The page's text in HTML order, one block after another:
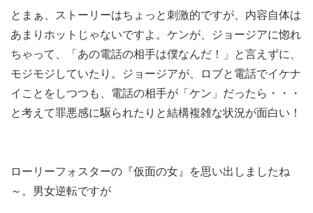
とまぁ、ストーリーはちょっと刺激的ですが、内容自体は
あまりホットじゃないですよ。ケンが、ジョージアに惚れ
ちゃって、「あの電話の相手は僕なんだ！」と言えずに、
モジモジしていたり。ジョージアが、ロブと電話でイケナ
イことをしつつも、電話の相手が「ケン」だったら・・・
と考えて罪悪感に駆られたりと結構複雑な状況が面白い！
ローリーフォスターの『仮面の女』を思い出しましたね
～。男女逆転ですが